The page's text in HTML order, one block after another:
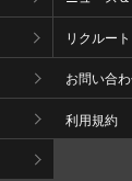
リクルート
お問い合
利用規約